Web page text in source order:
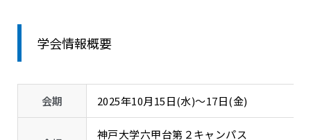
学会情報概要
会期 2025年10月15日(水)～17日(金)
神戸大学六甲台第２キャンパス